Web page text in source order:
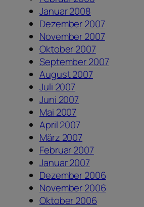
Januar 2008
Dezember 2007
November 2007
Oktober 2007
September 2007
August 2007
Juli 2007
Juni 2007
Mai 2007
April 2007
März 2007
Februar 2007
Januar 2007
Dezember 2006
November 2006
Oktober 2006